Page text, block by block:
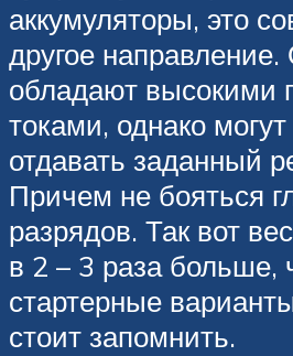
аккумуляторы, это
другое
обладают высокими
токами, однако
отдавать заданный
Причем не бояться
разрядов. Так вот
в 2 – 3 раза больше,
стартерные
стоит запомнить.